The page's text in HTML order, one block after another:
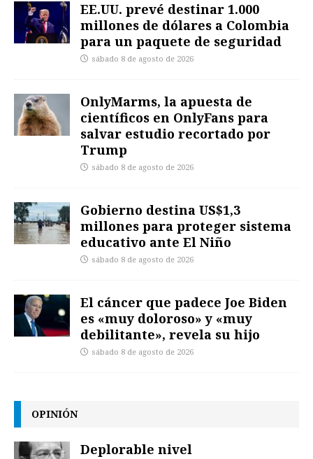
EE.UU. prevé destinar 1.000
millones de dólares a Colombia
para un paquete de seguridad
sábado 8 de agosto de 2026
OnlyMarms, la apuesta de
científicos en OnlyFans para
salvar estudio recortado por
Trump
sábado 8 de agosto de 2026
Gobierno destina US$1,3
millones para proteger sistema
educativo ante El Niño
sábado 8 de agosto de 2026
El cáncer que padece Joe Biden
es «muy doloroso» y «muy
debilitante», revela su hijo
sábado 8 de agosto de 2026
OPINIÓN
Deplorable nivel